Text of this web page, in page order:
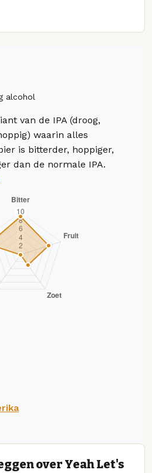
alcohol
van de IPA (droog,
waarin alles
is bitterder, hoppiger,
dan de normale IPA.
over Yeah Let's